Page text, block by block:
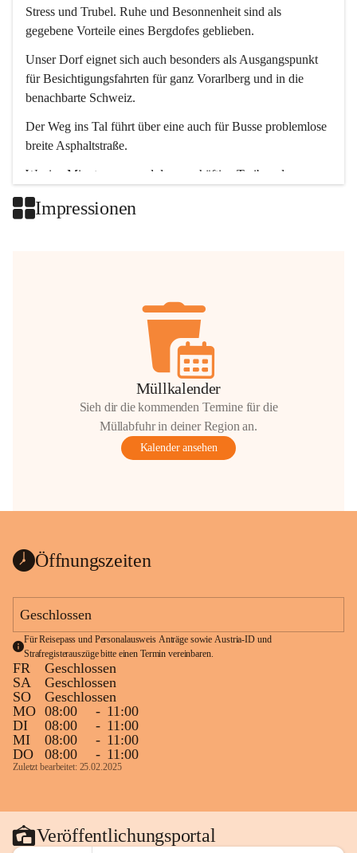
Stress und Trubel. Ruhe und Besonnenheit sind als
gegebene Vorteile eines Bergdofes geblieben.
Unser Dorf eignet sich auch besonders als Ausgangspunkt
für Besichtigungsfahrten für ganz Vorarlberg und in die
benachbarte Schweiz.
Der Weg ins Tal führt über eine auch für Busse problemlose
breite Asphaltstraße.
Wenige Minuten nur, und das geschäftige Treiben der
Impressionen
Müllkalender
Sieh dir die kommenden Termine für die
Müllabfuhr in deiner Region an.
Kalender ansehen
Öffnungszeiten
Geschlossen
Für Reisepass und Personalausweis Anträge sowie Austria-ID und
Strafregisterauszüge bitte einen Termin vereinbaren.
FR
Geschlossen
SA
Geschlossen
SO
Geschlossen
MO 08:00 - 11:00
DI
08:00 - 11:00
MI
08:00 - 11:00
DO
08:00 - 11:00
Zuletzt bearbeitet: 25.02.2025
Veröffentlichungsportal